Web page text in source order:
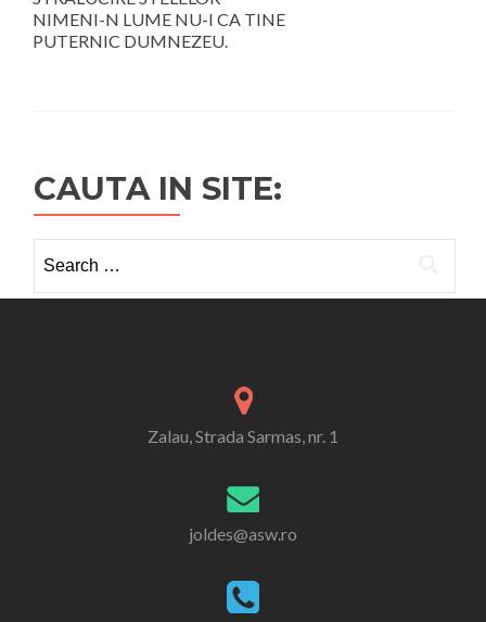
NIMENI-N LUME NU-I CA TINE
PUTERNIC DUMNEZEU.
CAUTA IN SITE:
for:
Zalau, Strada Sarmas, nr. 1
joldes@asw.ro